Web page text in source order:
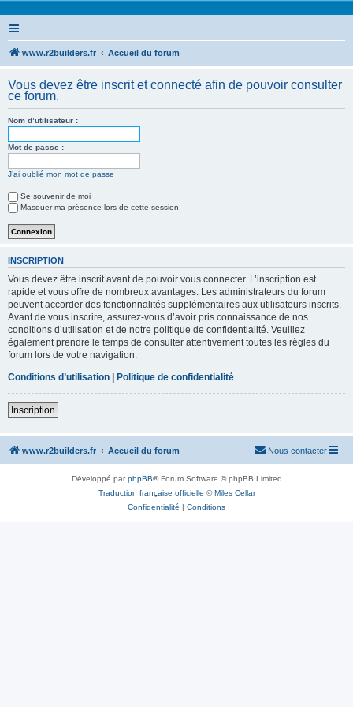
www.r2builders.fr Accueil du forum
Vous devez être inscrit et connecté afin de pouvoir consulter
ce forum.
Nom d’utilisateur :
Mot de passe :
J’ai oublié mon mot de passe
Se souvenir de moi
Masquer ma présence lors de cette session
INSCRIPTION
Vous devez être inscrit avant de pouvoir vous connecter. L’inscription est
rapide et vous offre de nombreux avantages. Les administrateurs du forum
peuvent accorder des fonctionnalités supplémentaires aux utilisateurs inscrits.
Avant de vous inscrire, assurez-vous d’avoir pris connaissance de nos
conditions d’utilisation et de notre politique de confidentialité. Veuillez
également prendre le temps de consulter attentivement toutes les règles du
forum lors de votre navigation.
Conditions d’utilisation | Politique de confidentialité
Inscription
www.r2builders.fr Accueil du forum Nous contacter
Développé parphpBB® Forum Software © phpBB Limited
Traduction française officielle ©Miles Cellar
Confidentialité | Conditions